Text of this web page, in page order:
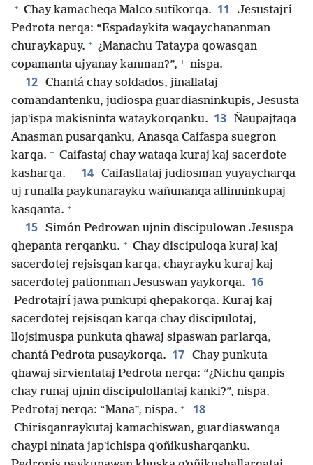
+ Chay kamacheqa Malco sutikorqa. 11
Jesustajrí
Pedrota nerqa: “Espadaykita waqaychananman
churaykapuy. + ¿Manachu Tataypa qowasqan
copamanta ujyanay kanman?”, + nispa.
12 Chantá chay soldados, jinallataj
comandantenku, judiospa guardiasninkupis, Jesusta
japʼispa makisninta wataykorqanku. 13 Ñaupajtaqa
Anasman pusarqanku, Anasqa Caifaspa suegron
karqa. + Caifastaj chay wataqa kuraj kaj sacerdote
kasharqa. + 14 Caifasllataj judiosman yuyaycharqa
uj runalla paykunarayku wañunanqa allinninkupaj
kasqanta. +
15 Simón Pedrowan ujnin discipulowan Jesuspa
qhepanta rerqanku. + Chay discipuloqa kuraj kaj
sacerdotej rejsisqan karqa, chayrayku kuraj kaj
sacerdotej pationman Jesuswan yaykorqa. 16
Pedrotajrí jawa punkupi qhepakorqa. Kuraj kaj
sacerdotej rejsisqan karqa chay discipulotaj,
llojsimuspa punkuta qhawaj sipaswan parlarqa,
chantá Pedrota pusaykorqa. 17 Chay punkuta
qhawaj sirvientataj Pedrota nerqa: “¿Nichu qanpis
chay runaj ujnin discipulollantaj kanki?”, nispa.
Pedrotaj nerqa: “Mana”, nispa. + 18
Chirisqanraykutaj kamachiswan, guardiaswanqa
chaypi ninata japʼichispa qʼoñikusharqanku.